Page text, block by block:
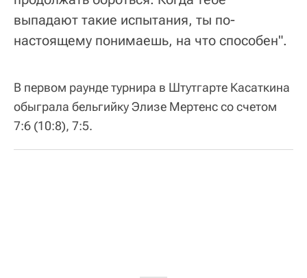
выпадают такие испытания, ты по-
настоящему понимаешь, на что способен".
В первом раунде турнира в Штутгарте Касаткина
обыграла бельгийку Элизе Мертенс со счетом
7:6 (10:8), 7:5.